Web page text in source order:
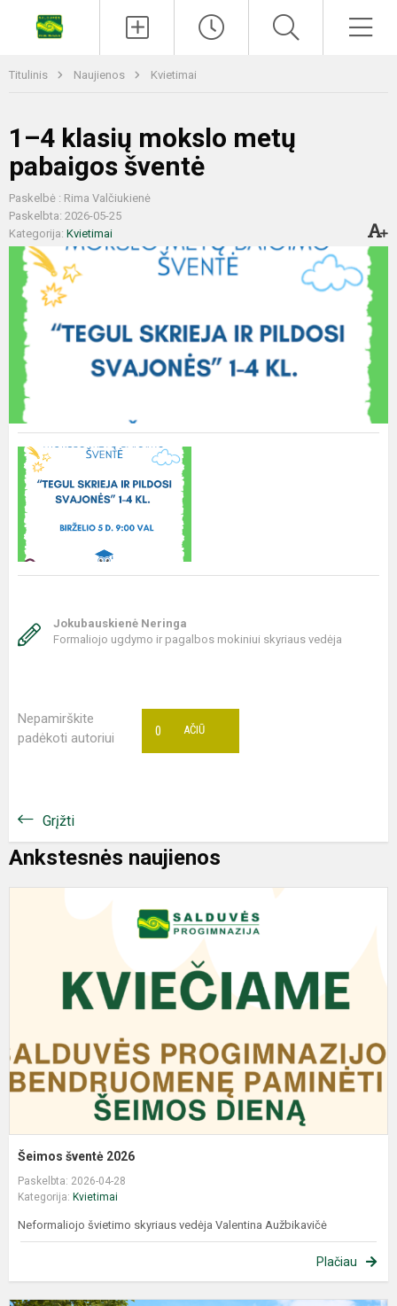
Titulinis Naujienos Kvietimai
1–4 klasių mokslo metų
pabaigos šventė
Paskelbė : Rima Valčiukienė
Paskelbta: 2026-05-25
Kategorija: Kvietimai
Jokubauskienė Neringa
Formaliojo ugdymo ir pagalbos mokiniui skyriaus vedėja
Nepamirškite
padėkoti autoriui
AČIŪ
0
Grįžti
Ankstesnės naujienos
Šeimos šventė 2026
Paskelbta: 2026-04-28
Kategorija: Kvietimai
Neformaliojo švietimo skyriaus vedėja Valentina Aužbikavičė
Plačiau